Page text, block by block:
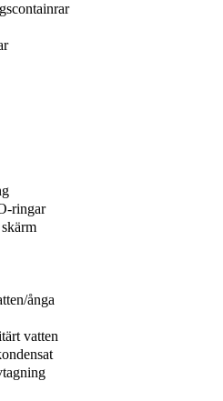
ringar
ånga
vatten